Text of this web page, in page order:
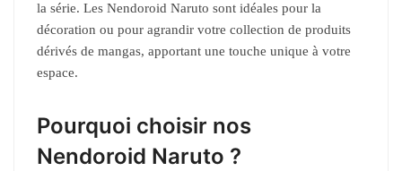
la série. Les Nendoroid Naruto sont idéales pour la
décoration ou pour agrandir votre collection de produits
dérivés de mangas, apportant une touche unique à votre
espace.
Pourquoi choisir nos
Nendoroid Naruto ?